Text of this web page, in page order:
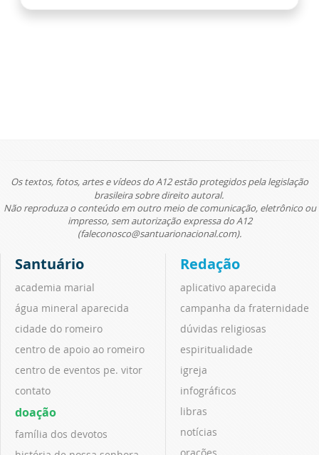
Os textos, fotos, artes e vídeos do A12 estão protegidos pela legislação
brasileira sobre direito autoral.
Não reproduza o conteúdo em outro meio de comunicação, eletrônico ou
impresso, sem autorização expressa do A12
(faleconosco@santuarionacional.com).
Santuário
academia marial
água mineral aparecida
cidade do romeiro
centro de apoio ao romeiro
centro de eventos pe. vitor
contato
doação
família dos devotos
Redação
aplicativo aparecida
campanha da fraternidade
dúvidas religiosas
espiritualidade
igreja
infográficos
libras
notícias